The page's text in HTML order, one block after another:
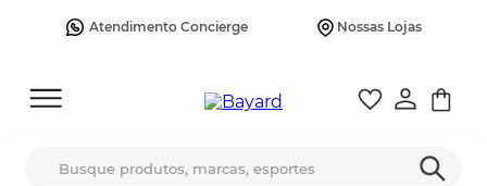
Atendimento Concierge Nossas Lojas